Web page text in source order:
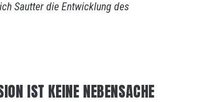
Sautter die Entwicklung des
IST KEINE NEBENSACHE